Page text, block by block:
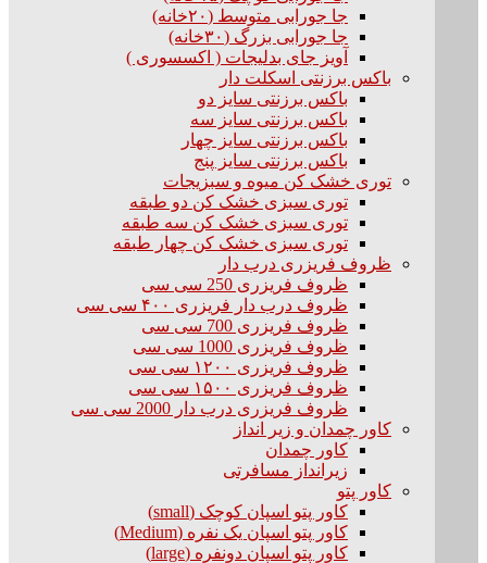
جا جورابی متوسط (۲۰خانه)
جا جورابی بزرگ (۳۰خانه)
آویز جای بدلیجات ( اکسسوری )
باکس برزنتی اسکلت دار
باکس برزنتی سایز دو
باکس برزنتی سایز سه
باکس برزنتی سایز چهار
باکس برزنتی سایز پنج
توری خشک کن میوه و سبزیجات
توری سبزی خشک کن دو طبقه
توری سبزی خشک کن سه طبقه
توری سبزی خشک کن چهار طبقه
ظروف فریزری درب دار
ظروف فریزری 250 سی سی
ظروف درب دار فریزری ۴۰۰ سی سی
ظروف فریزری 700 سی سی
ظروف فریزری 1000 سی سی
ظروف فریزری ۱۲۰۰ سی سی
ظروف فریزری ۱۵۰۰ سی سی
ظروف فریزری درب دار 2000 سی سی
کاور چمدان و زیر انداز
کاور چمدان
زیرانداز مسافرتی
کاور پتو
کاور پتو اسپان کوچک (small)
کاور پتو اسپان یک نفره (Medium)
کاور پتو اسپان دونفره (large)